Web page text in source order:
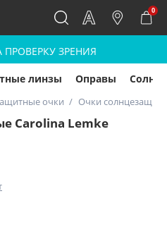
0
ПРОВЕРКУ ЗРЕНИЯ
линзы Оправы
очки Очки
Carolina Lemke